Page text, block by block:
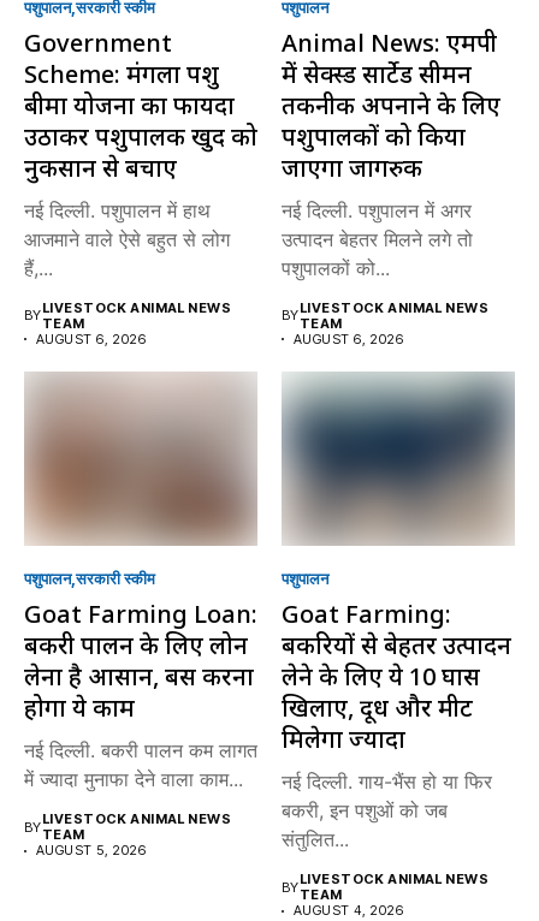
पशुपालन सरकारी स्की‍म
Government
Scheme: मंगला पशु
बीमा योजना का फायदा
उठाकर पशुपालक खुद को
नुकसान से बचाएं
नई दिल्ली. पशुपालन में हाथ
आजमाने वाले ऐसे बहुत से लोग
हैं,...
BYLIVESTOCK ANIMAL NEWS
TEAM
AUGUST 6, 2026
पशुपालन
Animal News: एमपी
में सेक्स्ड सार्टेड सीमन
तकनीक अपनाने के लिए
पशुपालकों को किया
जाएगा जागरुक
नई दिल्ली. पशुपालन में अगर
उत्पादन बेहतर मिलने लगे तो
पशुपालकों को...
BYLIVESTOCK ANIMAL NEWS
TEAM
AUGUST 6, 2026
पशुपालन सरकारी स्की‍म
Goat Farming Loan:
बकरी पालन के लिए लोन
लेना है आसान, बस करना
होगा ये काम
नई दिल्ली. बकरी पालन कम लागत
में ज्यादा मुनाफा देने वाला काम...
BYLIVESTOCK ANIMAL NEWS
TEAM
AUGUST 5, 2026
पशुपालन
Goat Farming:
बकरियों से बेहतर उत्पादन
लेने के लिए ये 10 घास
खिलाएं, दूध और मीट
मिलेगा ज्यादा
नई दिल्ली. गाय-भैंस हो या फिर
बकरी, इन पशुओं को जब
संतुलित...
BYLIVESTOCK ANIMAL NEWS
TEAM
AUGUST 4, 2026